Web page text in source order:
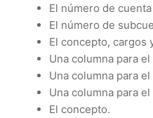
El número de cuenta
El número de
El concepto, cargos
Una columna para el
Una columna para el
Una columna para el
El concepto.